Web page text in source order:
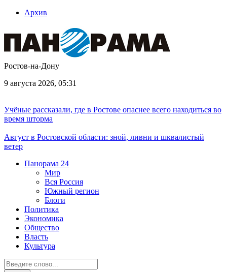
Архив
Ростов-на-Дону
9 августа 2026, 05:31
Учёные рассказали, где в Ростове опаснее всего находиться во
время шторма
Август в Ростовской области: зной, ливни и шквалистый
ветер
Панорама 24
Мир
Вся Россия
Южный регион
Блоги
Политика
Экономика
Общество
Власть
Культура